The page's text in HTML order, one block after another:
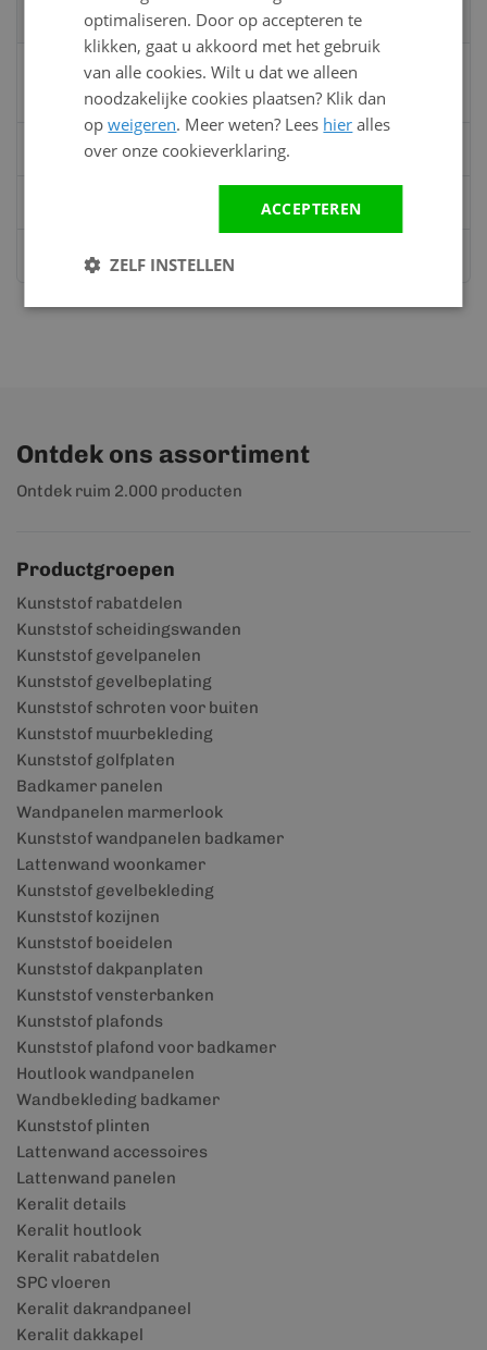
specialisten
Vandaag bereikbaar
van 08:00 tot 17:00 uur
0528 - 355190
info@kunststofbouwmateriaal.nl
Stuur ons een bericht op
Ontdek ons assortiment
Ontdek ruim 2.000 producten
Productgroepen
Kunststof rabatdelen
Kunststof scheidingswanden
Kunststof gevelpanelen
Kunststof gevelbeplating
Kunststof schroten voor buiten
Kunststof muurbekleding
Kunststof golfplaten
Badkamer panelen
Wandpanelen marmerlook
Kunststof wandpanelen badkamer
Lattenwand woonkamer
Kunststof gevelbekleding
Kunststof kozijnen
Kunststof boeidelen
Kunststof dakpanplaten
Kunststof vensterbanken
Kunststof plafonds
Kunststof plafond voor badkamer
Houtlook wandpanelen
Wandbekleding badkamer
Kunststof plinten
Lattenwand accessoires
Lattenwand panelen
Keralit details
Keralit houtlook
Keralit rabatdelen
SPC vloeren
Keralit dakrandpaneel
Keralit dakkapel
optimaliseren. Door op accepteren te
klikken, gaat u akkoord met het gebruik
van alle cookies. Wilt u dat we alleen
noodzakelijke cookies plaatsen? Klik dan
opweigeren. Meer weten? Lees hier alles
over onze cookieverklaring.
ACCEPTEREN
ZELF INSTELLEN